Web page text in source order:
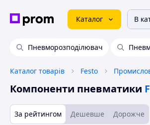
Каталог В
Пневморозподілювач
Каталог товарів Festo
Компоненти пневматики
За рейтингом Дешевше Дорожче